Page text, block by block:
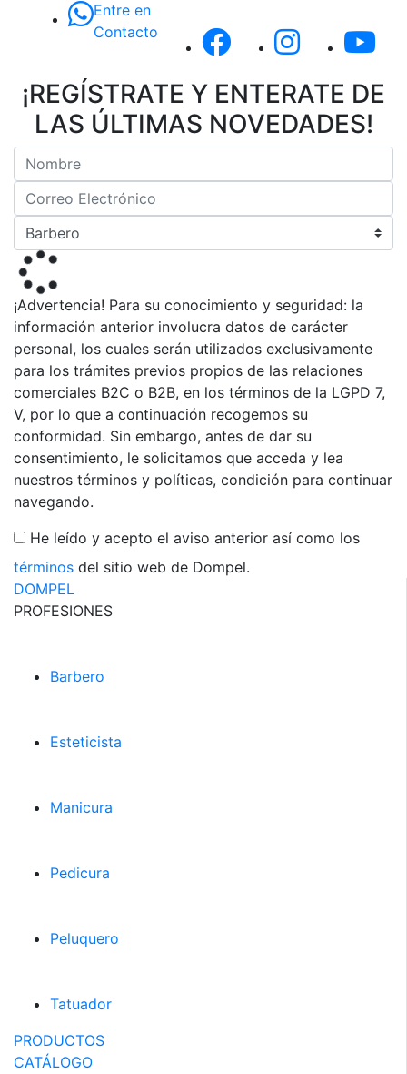
Entre en
Contacto
¡REGÍSTRATE Y ENTERATE DE
LAS ÚLTIMAS NOVEDADES!
¡Advertencia! Para su conocimiento y seguridad: la
información anterior involucra datos de carácter
personal, los cuales serán utilizados exclusivamente
para los trámites previos propios de las relaciones
comerciales B2C o B2B, en los términos de la LGPD 7,
V, por lo que a continuación recogemos su
conformidad. Sin embargo, antes de dar su
consentimiento, le solicitamos que acceda y lea
nuestros términos y políticas, condición para continuar
navegando.
He leído y acepto el aviso anterior así como los
términos del sitio web de Dompel.
DOMPEL
PROFESIONES
Barbero
Esteticista
Manicura
Pedicura
Peluquero
Tatuador
PRODUCTOS
CATÁLOGO